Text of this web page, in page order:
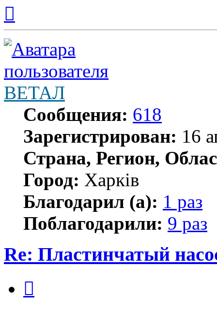
началу
ВЕТАЛ
Сообщения: 618
Зарегистрирован: 16
Страна, Регион,
Город: Харків
Благодарил (а): 1 раз
Поблагодарили: 9 раз
Re: Пластинчатый